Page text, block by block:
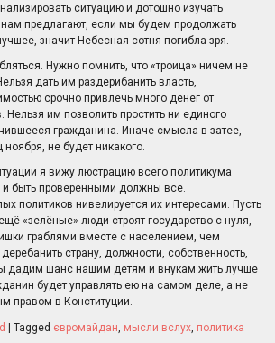
ситуацию и дотошно изучать
предлагают, если мы будем продолжать
значит Небесная сотня погибла зря.
Нужно помнить, что «троица» ничем не
дать им раздерибанить власть,
срочно привлечь много денег от
Нельзя им позволить простить ни единого
гражданина. Иначе смысла в затее,
не будет никакого.
я вижу люстрацию всего политикума
и быть проверенными должны все.
политиков нивелируется их интересами. Пусть
«зелёные» люди строят государство с нуля,
граблями вместе с населением, чем
страну, должности, собственность,
дадим шанс нашим детям и внукам жить лучше
будет управлять ею на самом деле, а не
правом в Конституции.
| Tagged євромайдан мысли вслух политика